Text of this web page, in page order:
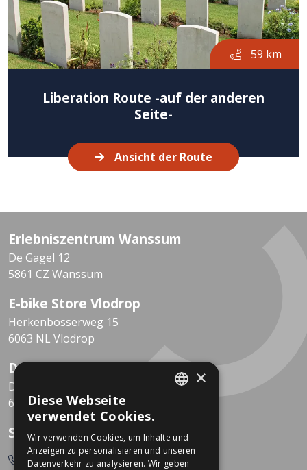
59 km
Liberation Route -auf der anderen
Seite-
Ansicht der Route
Erlebniszentrum Wanssum
De Gagel 12
5861 CZ Wanssum
E-bike Store Vlodrop
Herkenbosserweg 15
6063 NL Vlodrop
Dekkers Valkenburg
De Leeuwhof 7
6301 KZ Valkenburg
So erreichen Sie uns
0478-532166
×
Diese Webseite
verwendet Cookies.
Wir verwenden Cookies, um Inhalte und
Anzeigen zu personalisieren und unseren
Datenverkehr zu analysieren. Wir geben